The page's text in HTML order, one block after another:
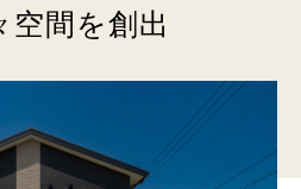
空間を創出